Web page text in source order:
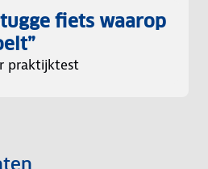
fiets waarop
praktijktest